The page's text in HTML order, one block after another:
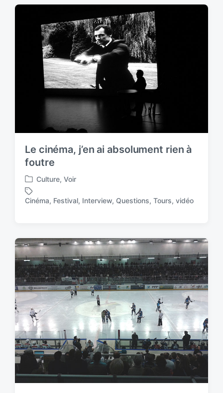
t
g
d
w
t
h
Le cinéma, j’en ai absolument rien à
foutre
P
o
s
i
n
Culture, Voir
T
e
d
w
i
t
h
Cinéma, Festival, Interview, Questions, Tours, vidéo